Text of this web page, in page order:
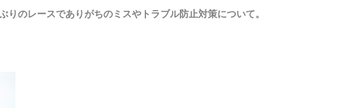
りのレースでありがちのミスやトラブル防止対策について。